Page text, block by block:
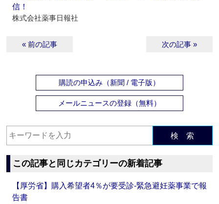
信！
株式会社薬事日報社
« 前の記事 次の記事 »
購読の申込み（新聞 / 電子版）
メールニュースの登録（無料）
検 索
この記事と同じカテゴリーの新着記事
【厚労省】購入希望者4％が要受診‐緊急避妊薬事業で報
告書